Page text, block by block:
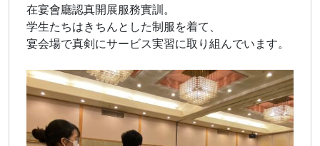
在宴會廳認真開展服務實訓。
学生たちはきちんとした制服を着て、
宴会場で真剣にサービス実習に取り組んでいます。